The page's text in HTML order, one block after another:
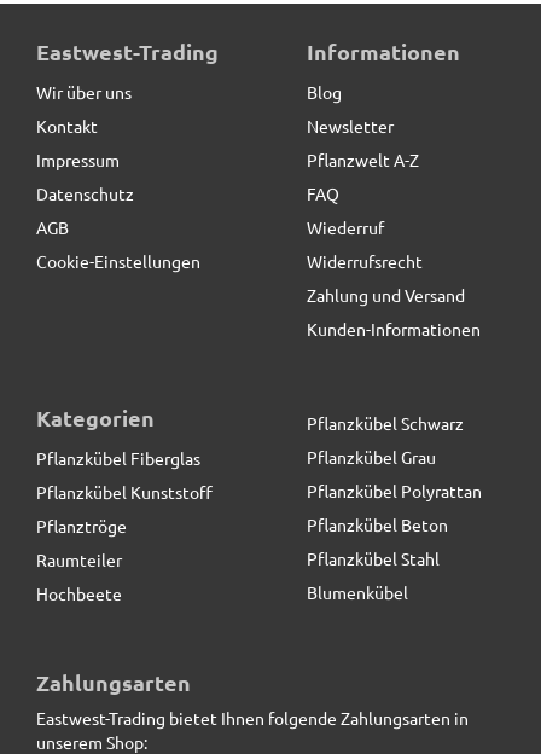
Wand-Pflanzkasten LINEA, anthrazit - jetzt reduziert
19,90 € *statt
naturfarben
15,12 € *
Eastwest-Trading
Wir über uns
Kontakt
Impressum
Datenschutz
AGB
Cookie-Einstellungen
Informationen
Blog
Newsletter
Pflanzwelt A-Z
FAQ
Wiederruf
Widerrufsrecht
Zahlung und Versand
Kunden-Informationen
Kategorien
Pflanzkübel Fiberglas
Pflanzkübel Kunststoff
Pflanztröge
Raumteiler
Hochbeete
Pflanzkübel Schwarz
Pflanzkübel Grau
Pflanzkübel Polyrattan
Pflanzkübel Beton
Pflanzkübel Stahl
Blumenkübel
Zahlungsarten
Eastwest-Trading bietet Ihnen folgende Zahlungsarten in
unserem Shop: